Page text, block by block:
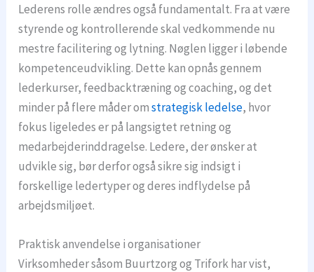
Lederens rolle ændres også fundamentalt. Fra at være
styrende og kontrollerende skal vedkommende nu
mestre facilitering og lytning. Nøglen ligger i løbende
kompetenceudvikling. Dette kan opnås gennem
lederkurser, feedbacktræning og coaching, og det
minder på flere måder omstrategisk ledelse, hvor
fokus ligeledes er på langsigtet retning og
medarbejderinddragelse. Ledere, der ønsker at
udvikle sig, bør derfor også sikre sig indsigt i
forskellige ledertyper og deres indflydelse på
arbejdsmiljøet.
Praktisk anvendelse i organisationer
Virksomheder såsom Buurtzorg og Trifork har vist,